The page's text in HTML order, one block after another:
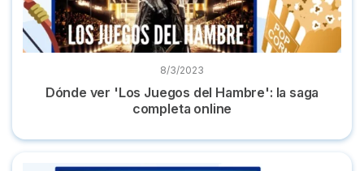
8/3/2023
Dónde ver 'Los Juegos del Hambre': la saga
completa online
Dónde ver 'Solo en casa' la película en plataformas online